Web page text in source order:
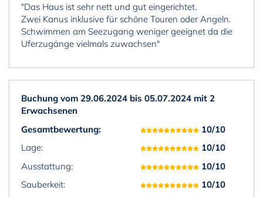
"Das Haus ist sehr nett und gut eingerichtet.
Zwei Kanus inklusive für schöne Touren oder Angeln.
Schwimmen am Seezugang weniger geeignet da die
Uferzugänge vielmals zuwachsen"
Buchung vom 29.06.2024 bis 05.07.2024 mit 2
Erwachsenen
Gesamtbewertung:
10/10
Lage:
10/10
Ausstattung:
10/10
Sauberkeit:
10/10